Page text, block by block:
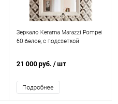
Зеркало Kerama Marazzi Pompei
60 белое, с подсветкой
21 000 руб. / шт
Подробнее